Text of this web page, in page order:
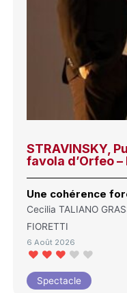
STRAVINSKY,
favola d’Orfeo
Une cohérence
Cecilia TALIANO
FIORETTI
6 Août 2026
Spectacle